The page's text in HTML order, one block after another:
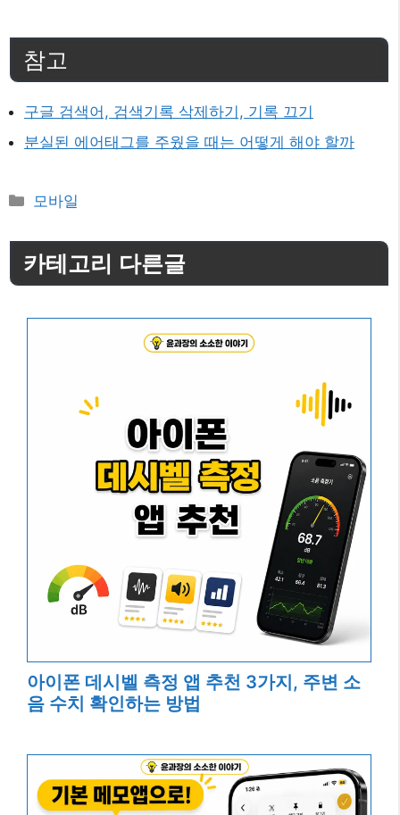
참고
구글 검색어, 검색기록 삭제하기, 기록 끄기
분실된 에어태그를 주웠을 때는 어떻게 해야 할까
카
고
리
모바일
카테고리 다른글
아이폰 데시벨 측정 앱 추천 3가지, 주변 소
음 수치 확인하는 방법